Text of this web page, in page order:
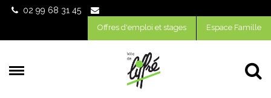
02 99 68 31 45
Offres d'emploi et stages Espace Famille